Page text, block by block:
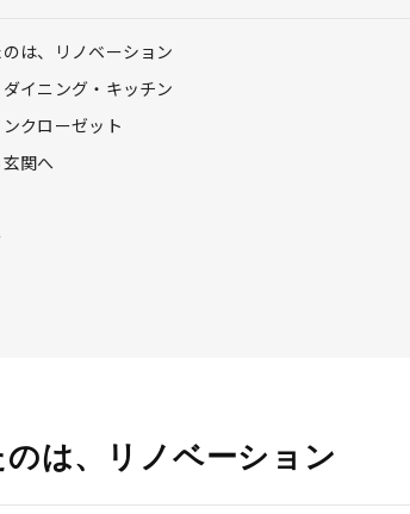
は、リノベーション
イニング・キッチン
クローゼット
関へ
は、リノベーション